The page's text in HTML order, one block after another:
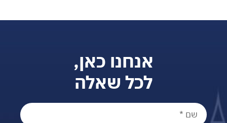
אנחנו כאן,
לכל שאלה